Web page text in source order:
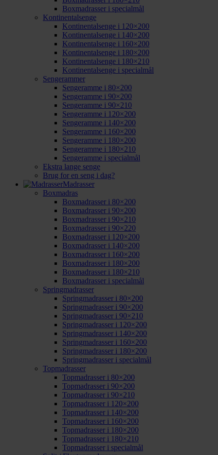
Boxmadrasser i specialmål
Kontinentalsenge
Kontinentalsenge i 120×200
Kontinentalsenge i 140×200
Kontinentalsenge i 160×200
Kontinentalsenge i 180×200
Kontinentalsenge i 180×210
Kontinentalsenge i specialmål
Sengerammer
Sengeramme i 80×200
Sengeramme i 90×200
Sengeramme i 90×210
Sengeramme i 120×200
Sengeramme i 140×200
Sengeramme i 160×200
Sengeramme i 180×200
Sengeramme i 180×210
Sengeramme i specialmål
Ekstra lange senge
Brug for en seng i dag?
Madrasser
Boxmadras
Boxmadrasser i 80×200
Boxmadrasser i 90×200
Boxmadrasser i 90×210
Boxmadrasser i 90×220
Boxmadrasser i 120×200
Boxmadrasser i 140×200
Boxmadrasser i 160×200
Boxmadrasser i 180×200
Boxmadrasser i 180×210
Boxmadrasser i specialmål
Springmadrasser
Springmadrasser i 80×200
Springmadrasser i 90×200
Springmadrasser i 90×210
Springmadrasser i 120×200
Springmadrasser i 140×200
Springmadrasser i 160×200
Springmadrasser i 180×200
Springmadrasser i specialmål
Topmadrasser
Topmadrasser i 80×200
Topmadrasser i 90×200
Topmadrasser i 90×210
Topmadrasser i 120×200
Topmadrasser i 140×200
Topmadrasser i 160×200
Topmadrasser i 180×200
Topmadrasser i 180×210
Topmadrasser i specialmål